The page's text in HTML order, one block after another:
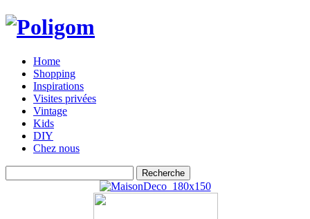
Home
Shopping
Inspirations
Visites privées
Vintage
Kids
DIY
Chez nous